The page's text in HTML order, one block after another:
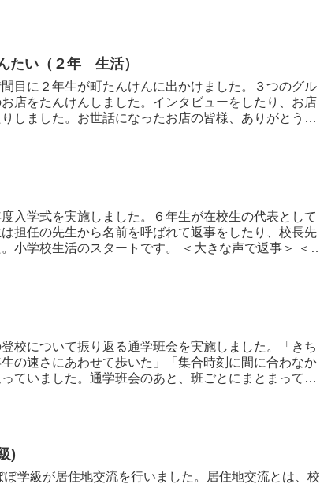
たい（２年 生活）
目に２年生が町たんけんに出かけました。３つのグル
店をたんけんしました。インタビューをしたり、お店
しました。お世話になったお店の皆様、ありがとうご
入学式を実施しました。６年生が在校生の代表として
担任の先生から名前を呼ばれて返事をしたり、校長先
のスタートです。 ＜大きな声で返事＞ ＜
校について振り返る通学班会を実施しました。「きち
の速さにあわせて歩いた」「集合時刻に間に合わなか
ていました。通学班会のあと、班ごとにまとまって下
)
学級が居住地交流を行いました。居住地交流とは、校